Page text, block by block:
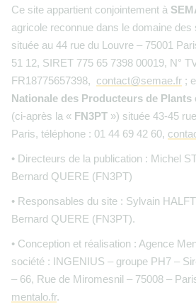
Ce site appartient conjointement à
agricole reconnue dans le domaine
située au 44 rue du Louvre – 75001
51 12, SIRET 775 65 7398 00019, N°
FR18775657398, contact@semae.fr ;
Nationale des Producteurs de Plants
(ci-après la « FN3PT ») située 43-45
Paris, téléphone : 01 44 69 42 60,
• Directeurs de la publication : Michel
Bernard QUERE (FN3PT)
• Responsables du site : Sylvain
Bernard QUERE (FN3PT).
• Conception et réalisation : Agence
société : INGENIUS – groupe PH7 –
– 66, Rue de Miromesnil – 75008 –
mentalo.fr.